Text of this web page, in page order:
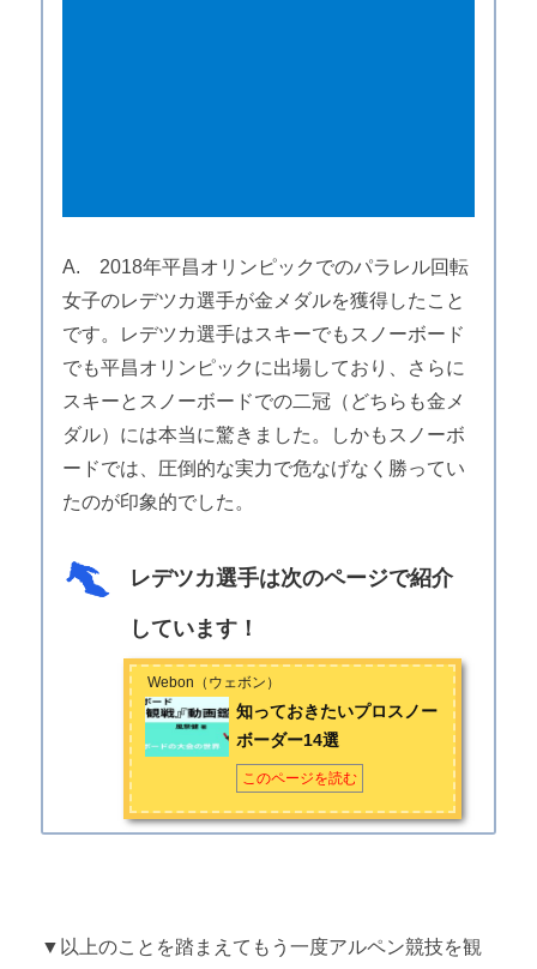
A. 2018年平昌オリンピックでのパラレル回転
女子のレデツカ選手が金メダルを獲得したこと
です。レデツカ選手はスキーでもスノーボード
でも平昌オリンピックに出場しており、さらに
スキーとスノーボードでの二冠（どちらも金メ
ダル）には本当に驚きました。しかもスノーボ
ードでは、圧倒的な実力で危なげなく勝ってい
たのが印象的でした。
レデツカ選手は次のページで紹介
しています！
Webon（ウェボン）
知っておきたいプロスノー
ボーダー14選
このページを読む
▼以上のことを踏まえてもう一度アルペン競技を観